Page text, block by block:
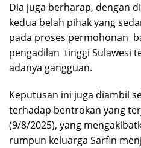
‎Dia juga berharap, dengan
kedua belah pihak yang
pada proses permohonan
pengadilan tinggi Sulawesi
adanya gangguan.
Keputusan ini juga diambil
terhadap bentrokan yang
(9/8/2025), yang
rumpun keluarga Sarfin